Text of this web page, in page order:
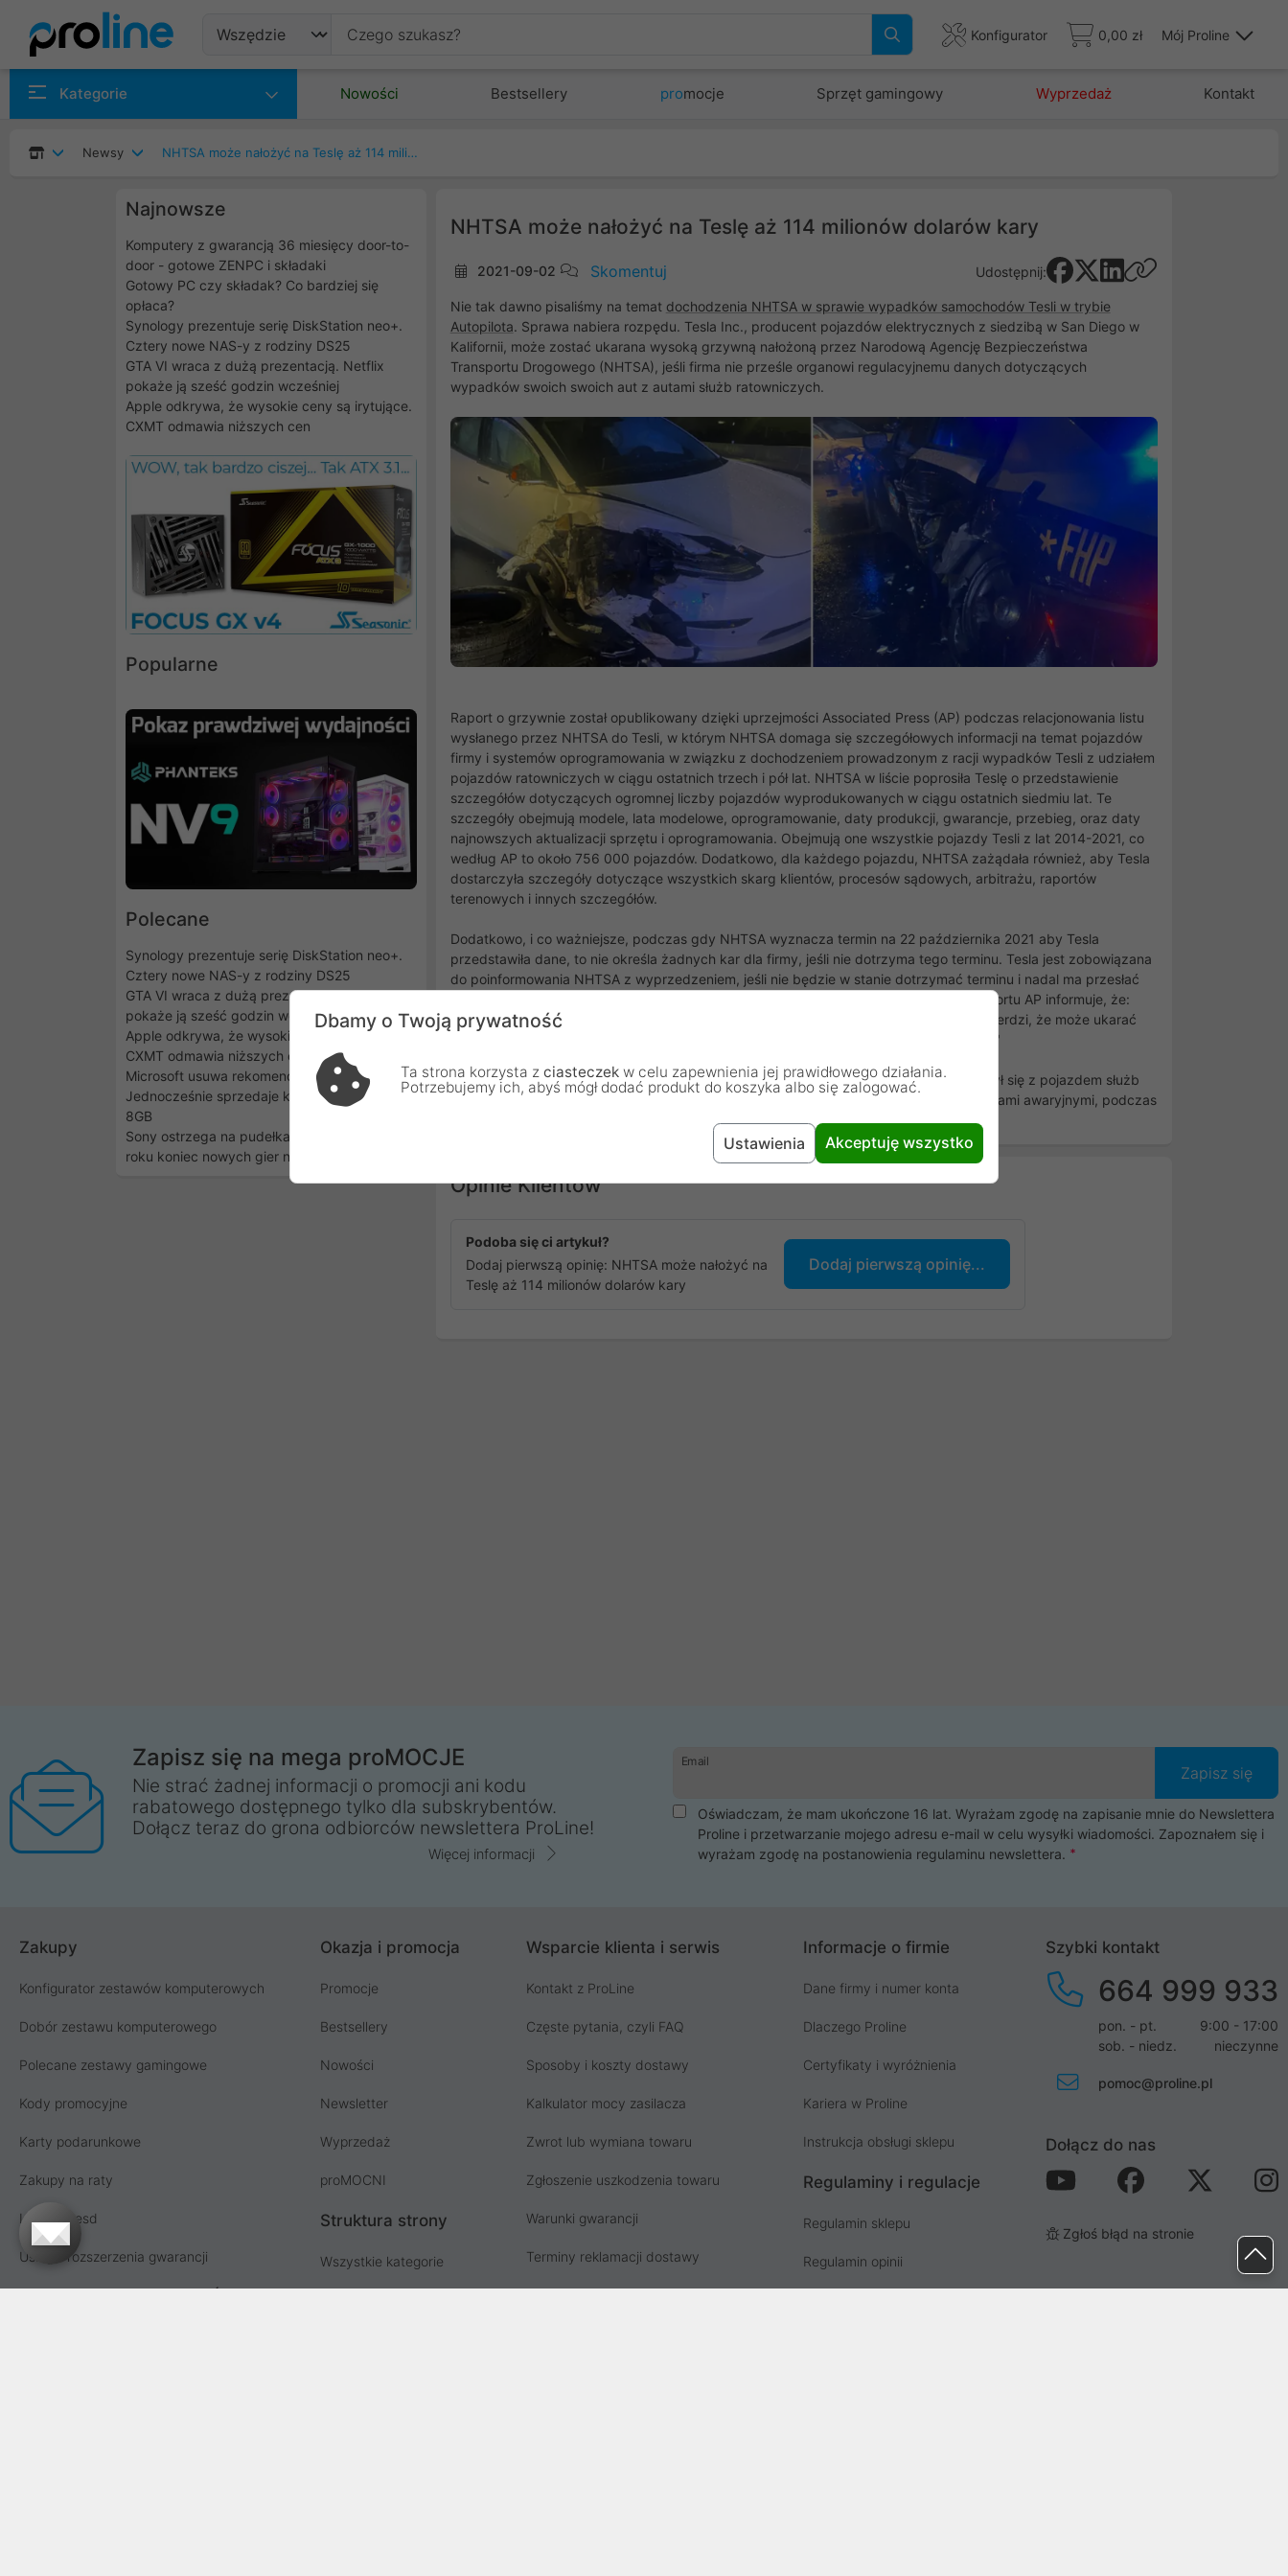
Konfigurator 0,00 zł Mój Proline
Kategorie Nowości Bestsellery promocje Sprzęt gamingowy Wyprzedaż Kontakt
Newsy NHTSA może nałożyć na Teslę aż 114 milionów dolarów kary
Najnowsze
Komputery z gwarancją 36 miesięcy door-to-
door - gotowe ZENPC i składaki
Gotowy PC czy składak? Co bardziej się
opłaca?
Synology prezentuje serię DiskStation neo+.
Cztery nowe NAS-y z rodziny DS25
GTA VI wraca z dużą prezentacją. Netflix
pokaże ją sześć godzin wcześniej
Apple odkrywa, że wysokie ceny są irytujące.
CXMT odmawia niższych cen
Popularne
Polecane
Synology prezentuje serię DiskStation neo+.
Cztery nowe NAS-y z rodziny DS25
GTA VI wraca z dużą prezentacją. Netflix
pokaże ją sześć godzin wcześniej
Apple odkrywa, że wysokie ceny są irytujące.
CXMT odmawia niższych cen
Microsoft usuwa rekomendacje 32GB RAM.
Jednocześnie sprzedaje komputery Surface z
8GB
Sony ostrzega na pudełkach PS5: od 2028
roku koniec nowych gier na płytach
NHTSA może nałożyć na Teslę aż 114 milionów dolarów kary
2021-09-02 Skomentuj Udostępnij:
Nie tak dawno pisaliśmy na temat dochodzenia NHTSA w sprawie wypadków samochodów Tesli w trybie
Autopilota. Sprawa nabiera rozpędu. Tesla Inc., producent pojazdów elektrycznych z siedzibą w San Diego w
Kalifornii, może zostać ukarana wysoką grzywną nałożoną przez Narodową Agencję Bezpieczeństwa
Transportu Drogowego (NHTSA), jeśli firma nie prześle organowi regulacyjnemu danych dotyczących
wypadków swoich swoich aut z autami służb ratowniczych.
Raport o grzywnie został opublikowany dzięki uprzejmości Associated Press (AP) podczas relacjonowania listu
wysłanego przez NHTSA do Tesli, w którym NHTSA domaga się szczegółowych informacji na temat pojazdów
firmy i systemów oprogramowania w związku z dochodzeniem prowadzonym z racji wypadków Tesli z udziałem
pojazdów ratowniczych w ciągu ostatnich trzech i pół lat. NHTSA w liście poprosiła Teslę o przedstawienie
szczegółów dotyczących ogromnej liczby pojazdów wyprodukowanych w ciągu ostatnich siedmiu lat. Te
szczegóły obejmują modele, lata modelowe, oprogramowanie, daty produkcji, gwarancje, przebieg, oraz daty
najnowszych aktualizacji sprzętu i oprogramowania. Obejmują one wszystkie pojazdy Tesli z lat 2014-2021, co
według AP to około 756 000 pojazdów. Dodatkowo, dla każdego pojazdu, NHTSA zażądała również, aby Tesla
dostarczyła szczegóły dotyczące wszystkich skarg klientów, procesów sądowych, arbitrażu, raportów
terenowych i innych szczegółów.
Dodatkowo, i co ważniejsze, podczas gdy NHTSA wyznacza termin na 22 października 2021 aby Tesla
przedstawiła dane, to nie określa żadnych kar dla firmy, jeśli nie dotrzyma tego terminu. Tesla jest zobowiązana
do poinformowania NHTSA z wyprzedzeniem, jeśli nie będzie w stanie dotrzymać terminu i nadal ma przesłać
wszystkie dane, jakie będzie mogła na daną chwilę wysłać. Jednak w swoim opisie raportu AP informuje, że:
"Tesla musi odpowiedzieć do 22 października lub poprosić o przedłużenie. Agencja twierdzi, że może ukarać
Teslę grzywną w wysokości ponad 114 milionów dolarów, jeśli się do tego nie zastosuje"
Na domiar złego, w Orlando na Florydzie w zeszły weekend kolejna pojazd Tesli zderzył się z pojazdem służb
ratowniczych. Tesla zderzyła się z pojazdem policjanta stanowego z włączonymi światłami awaryjnymi, podczas
gdy oficer pomagał innemu użytkownikowi na drodze.
Opinie Klientów
Podoba się ci artykuł?
Dodaj pierwszą opinię: NHTSA może nałożyć na
Teslę aż 114 milionów dolarów kary
Dodaj pierwszą opinię...
Zapisz się na mega proMOCJE
Nie strać żadnej informacji o promocji ani kodu
rabatowego dostępnego tylko dla subskrybentów.
Dołącz teraz do grona odbiorców newslettera ProLine!
Więcej informacji
Email
Zapisz się
Oświadczam, że mam ukończone 16 lat. Wyrażam zgodę na zapisanie mnie do Newslettera
Proline i przetwarzanie mojego adresu e-mail w celu wysyłki wiadomości. Zapoznałem się i
wyrażam zgodę na postanowienia regulaminu newslettera.
Zakupy
Konfigurator zestawów komputerowych
Dobór zestawu komputerowego
Polecane zestawy gamingowe
Kody promocyjne
Karty podarunkowe
Zakupy na raty
Licencja esd
Usługi i rozszerzenia gwarancji
Okazja i promocja
Promocje
Bestsellery
Nowości
Newsletter
Wyprzedaż
proMOCNI
Struktura strony
Wszystkie kategorie
Wsparcie klienta i serwis
Kontakt z ProLine
Częste pytania, czyli FAQ
Sposoby i koszty dostawy
Kalkulator mocy zasilacza
Zwrot lub wymiana towaru
Zgłoszenie uszkodzenia towaru
Warunki gwarancji
Terminy reklamacji dostawy
Informacje o firmie
Dane firmy i numer konta
Dlaczego Proline
Certyfikaty i wyróżnienia
Kariera w Proline
Instrukcja obsługi sklepu
Regulaminy i regulacje
Regulamin sklepu
Regulamin opinii
Szybki kontakt
664 999 933
pon. - pt.
9:00 - 17:00
sob. - niedz.
nieczynne
pomoc@proline.pl
Dołącz do nas
Zgłoś błąd na stronie
Dbamy o Twoją prywatność
Ta strona korzysta z ciasteczek w celu zapewnienia jej prawidłowego działania.
Potrzebujemy ich, abyś mógł dodać produkt do koszyka albo się zalogować.
Ustawienia Akceptuję wszystko